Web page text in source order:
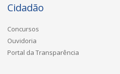
Cidadão
Concursos
Ouvidoria
Portal da Transparência